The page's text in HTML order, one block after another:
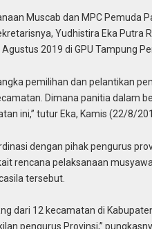
Muscab dan MPC Pemuda
Yudhistira Eka Putra
2019 di GPU Tampung
pemilihan dan pelantikan
Dimana panitia dalam
ini,” tutur Eka, Kamis (22/8/
dengan pihak pengurus
rencana pelaksanaan
tersebut.
dari 12 kecamatan di
pengurus Provinsi,”